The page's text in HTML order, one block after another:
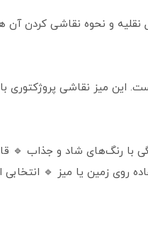
نقلیه و نحوه نقاشی کردن آن
این میز نقاشی پروژکتوری
زمین یا میز 🔹 انتخابی